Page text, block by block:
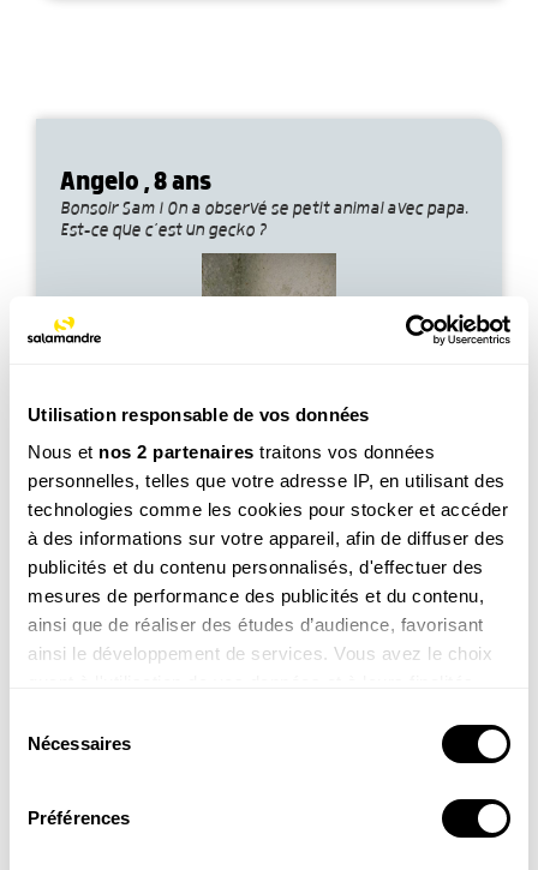
Utilisation responsable de vos données
Nous et nos 2 partenaires traitons vos données
personnelles, telles que votre adresse IP, en utilisant des
technologies comme les cookies pour stocker et accéder
à des informations sur votre appareil, afin de diffuser des
publicités et du contenu personnalisés, d'effectuer des
mesures de performance des publicités et du contenu,
ainsi que de réaliser des études d’audience, favorisant
ainsi le développement de services. Vous avez le choix
tout moment en consultant la Déclaration relative aux
cookies ou en cliquant sur l'icône de confidentialité.
Si vous le permettez, nous aimerions également :
Nécessaires
Préférences
Angelo , 8 ans
Bonsoir Sam ! On a observé se petit animal avec papa.
Est-ce que c’est un gecko ?
Voir la réponse
tortue que j’ai dessinée (c’est une amie qui la coloriée)